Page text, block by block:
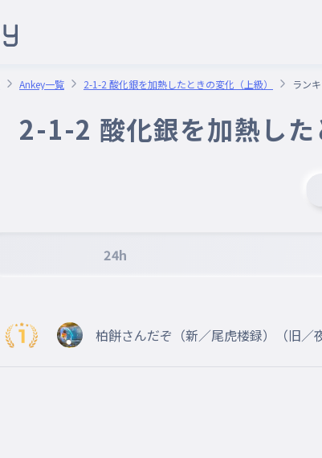
Ankey一覧 2-1-2 酸化銀を加熱したときの変化（上級） ラン
2-1-2 酸化銀を加熱し
24h
柏餅さんだぞ（新／尾虎楼録）（旧